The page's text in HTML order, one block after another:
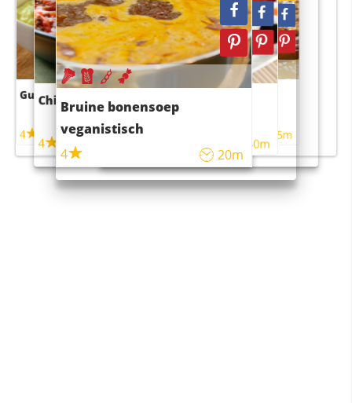
Guacamole
4
Chili con carne
4 45m
Bruine bonensoep
veganistisch
4
20m
Sushi rijstsalade
maaltijdsalade
40m
4 55m